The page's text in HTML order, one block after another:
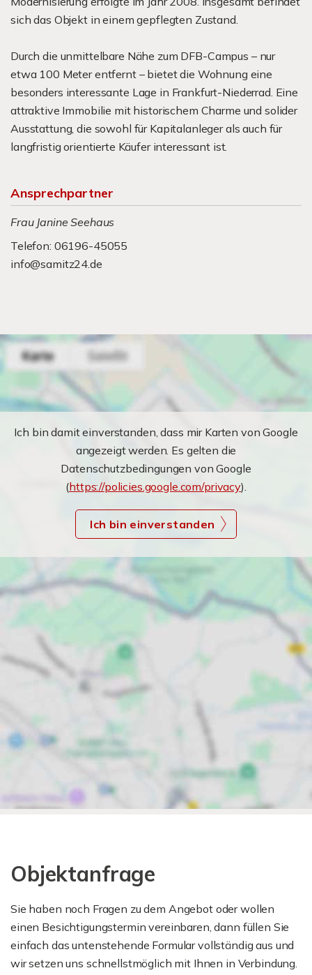
sich das Objekt in einem gepflegten Zustand.
Durch die unmittelbare Nähe zum DFB-Campus – nur
etwa 100 Meter entfernt – bietet die Wohnung eine
besonders interessante Lage in Frankfurt-Niederrad. Eine
attraktive Immobilie mit historischem Charme und solider
Ausstattung, die sowohl für Kapitalanleger als auch für
langfristig orientierte Käufer interessant ist.
Ansprechpartner
Frau Janine Seehaus
Telefon: 06196-45055
info@samitz24.de
Ich bin damit einverstanden, dass mir Karten von Google
angezeigt werden. Es gelten die
Datenschutzbedingungen von Google
(https://policies.google.com/privacy).
Ich bin einverstanden
Objektanfrage
Sie haben noch Fragen zu dem Angebot oder wollen
einen Besichtigungstermin vereinbaren, dann füllen Sie
einfach das untenstehende Formular vollständig aus und
wir setzen uns schnellstmöglich mit Ihnen in Verbindung.